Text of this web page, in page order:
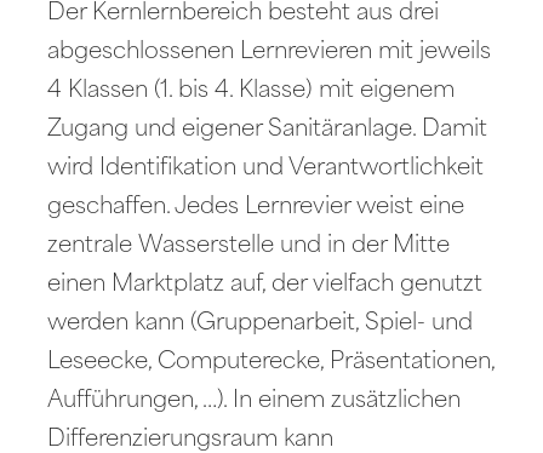
Der Kernlernbereich besteht aus drei
abgeschlossenen Lernrevieren mit jeweils
4 Klassen (1. bis 4. Klasse) mit eigenem
Zugang und eigener Sanitäranlage. Damit
wird Identifikation und Verantwortlichkeit
geschaffen. Jedes Lernrevier weist eine
zentrale Wasserstelle und in der Mitte
einen Marktplatz auf, der vielfach genutzt
werden kann (Gruppenarbeit, Spiel- und
Leseecke, Computerecke, Präsentationen,
Aufführungen, …). In einem zusätzlichen
Differenzierungsraum kann